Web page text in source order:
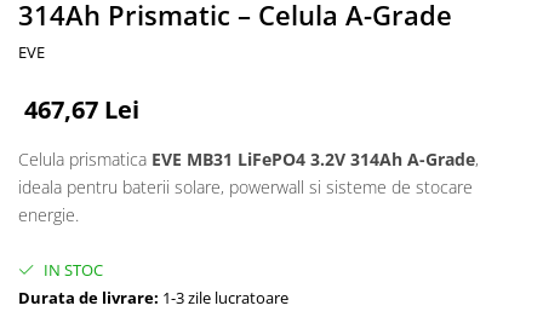
Cabluri
Alte materiale
Piese de schimb
Motor BAFANG
314Ah Prismatic – Celula A-Grade
EVE
467,67 Lei
Celula prismatica EVE MB31 LiFePO4 3.2V 314Ah A-Grade,
ideala pentru baterii solare, powerwall si sisteme de stocare
energie.
IN STOC
Durata de livrare: 1-3 zile lucratoare